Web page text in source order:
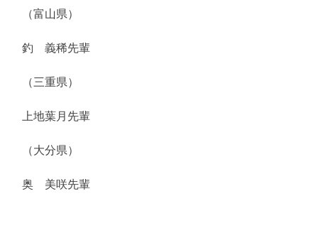
（富山県）
釣 義稀先輩
（三重県）
上地葉月先輩
（大分県）
奥 美咲先輩